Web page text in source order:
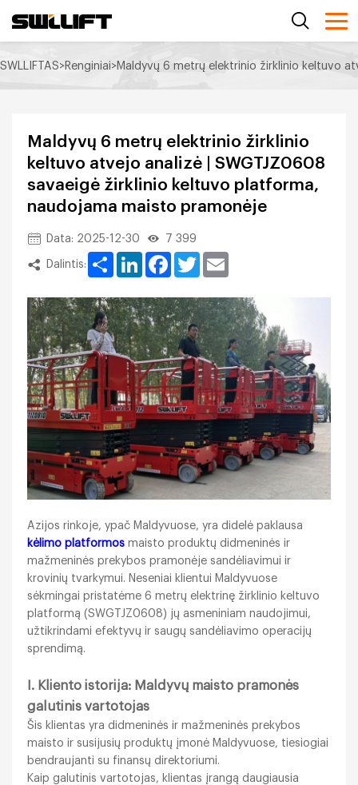
SWLLIFTAS>Renginiai>Maldyvų 6 metrų elektrinio žirklinio keltuvo
Maldyvų 6 metrų elektrinio žirklinio
keltuvo atvejo analizė | SWGTJZ0608
savaeigė žirklinio keltuvo platforma,
naudojama maisto pramonėje
Data: 2025-12-30 7 399
Dalintis:
Share LinkedInFacebook
Twitter
Azijos rinkoje, ypač Maldyvuose, yra didelė paklausa
kėlimo platformos maisto produktų didmeninės ir
mažmeninės prekybos pramonėje sandėliavimui ir
krovinių tvarkymui. Neseniai klientui Maldyvuose
sėkmingai pristatėme 6 metrų elektrinę žirklinio keltuvo
platformą (SWGTJZ0608) jų asmeniniam naudojimui,
užtikrindami efektyvų ir saugų sandėliavimo operacijų
sprendimą.
I. Kliento istorija: Maldyvų maisto pramonės
galutinis vartotojas
Šis klientas yra didmeninės ir mažmeninės prekybos
maisto ir susijusių produktų įmonė Maldyvuose, tiesiogiai
bendraujanti su finansų direktoriumi.
Kaip galutinis vartotojas, klientas įrangą daugiausia